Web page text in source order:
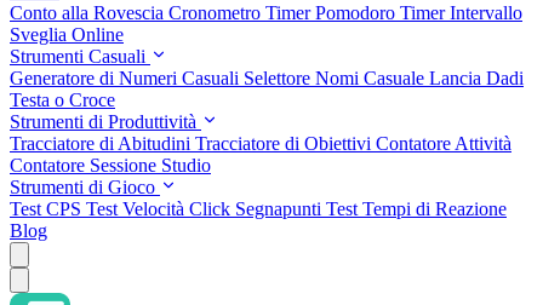
Conto alla Rovescia Cronometro Timer Pomodoro Timer Intervallo
Sveglia Online
Strumenti Casuali
Generatore di Numeri Casuali Selettore Nomi Casuale Lancia Dadi
Testa o Croce
Strumenti di Produttività
Tracciatore di Abitudini Tracciatore di Obiettivi Contatore Attività
Contatore Sessione Studio
Strumenti di Gioco
Test CPS Test Velocità Click Segnapunti Test Tempi di Reazione
Blog